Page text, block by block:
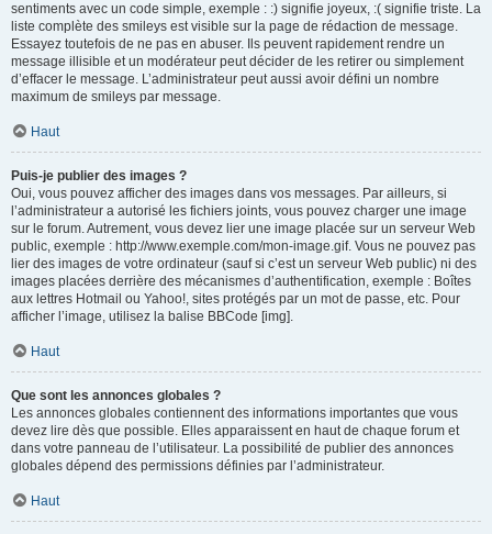
sentiments avec un code simple, exemple : :) signifie joyeux, :( signifie triste. La
liste complète des smileys est visible sur la page de rédaction de message.
Essayez toutefois de ne pas en abuser. Ils peuvent rapidement rendre un
message illisible et un modérateur peut décider de les retirer ou simplement
d’effacer le message. L’administrateur peut aussi avoir défini un nombre
maximum de smileys par message.
Haut
Puis-je publier des images ?
Oui, vous pouvez afficher des images dans vos messages. Par ailleurs, si
l’administrateur a autorisé les fichiers joints, vous pouvez charger une image
sur le forum. Autrement, vous devez lier une image placée sur un serveur Web
public, exemple : http://www.exemple.com/mon-image.gif. Vous ne pouvez pas
lier des images de votre ordinateur (sauf si c’est un serveur Web public) ni des
images placées derrière des mécanismes d’authentification, exemple : Boîtes
aux lettres Hotmail ou Yahoo!, sites protégés par un mot de passe, etc. Pour
afficher l’image, utilisez la balise BBCode [img].
Haut
Que sont les annonces globales ?
Les annonces globales contiennent des informations importantes que vous
devez lire dès que possible. Elles apparaissent en haut de chaque forum et
dans votre panneau de l’utilisateur. La possibilité de publier des annonces
globales dépend des permissions définies par l’administrateur.
Haut